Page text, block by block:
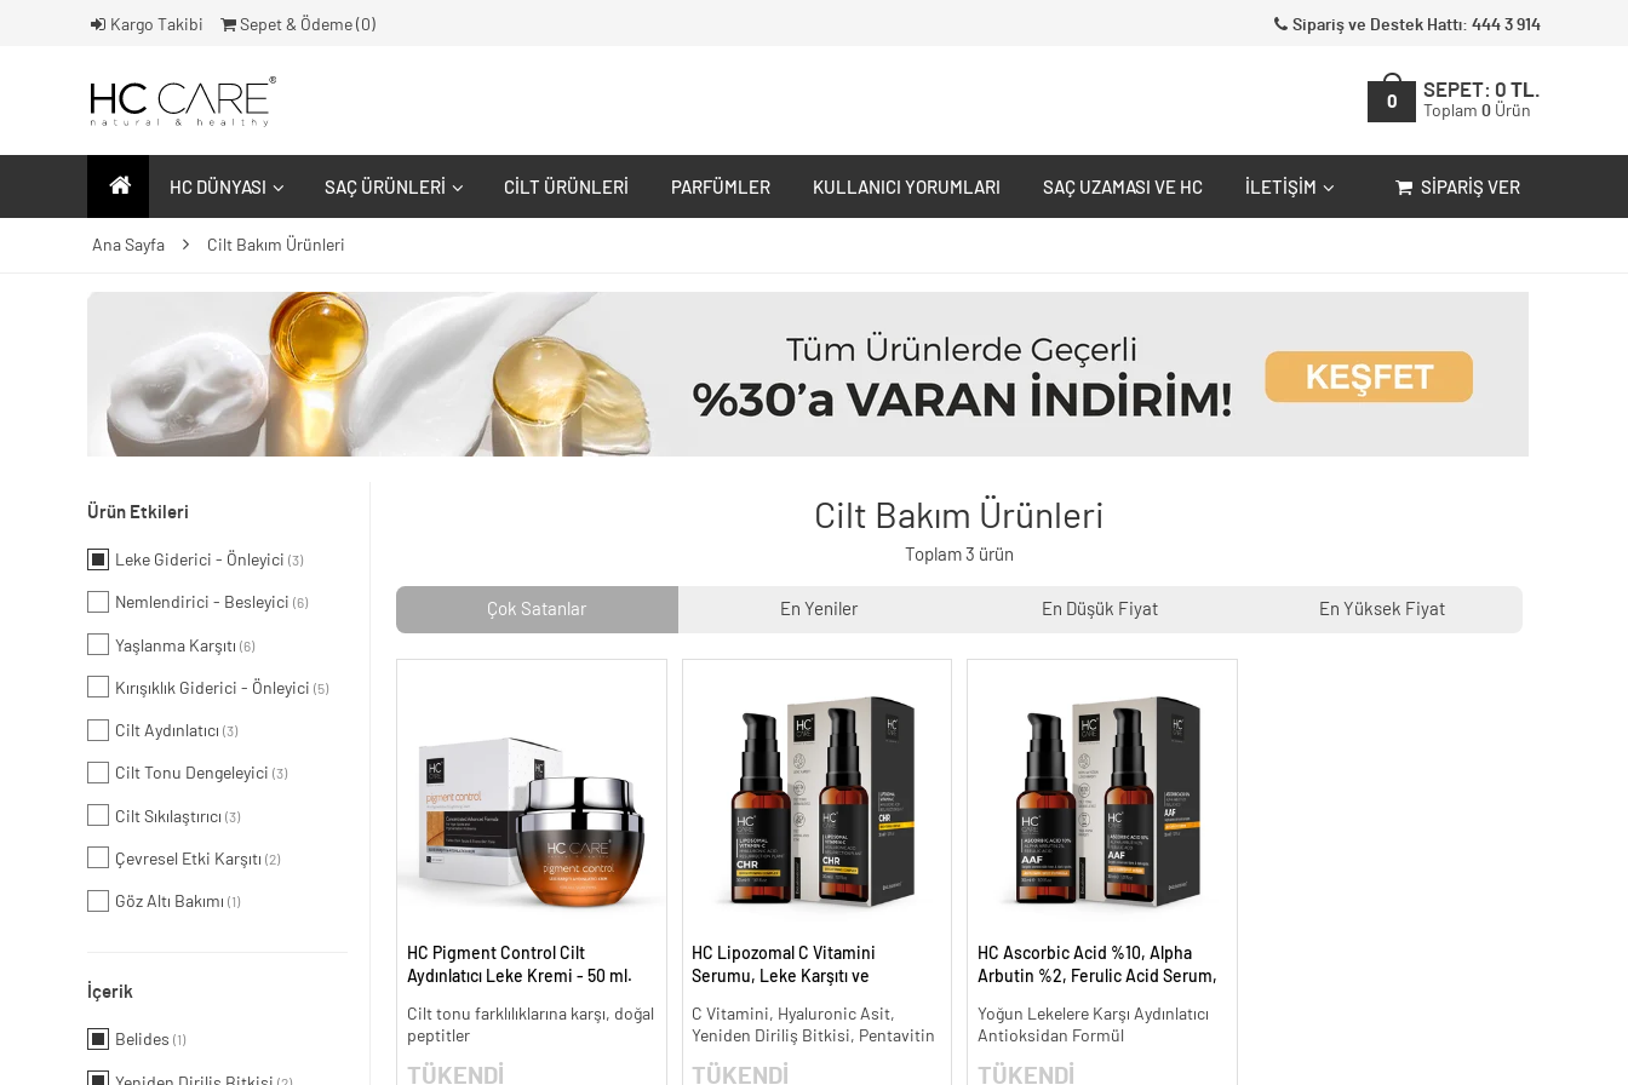
Kargo Takibi Sepet & Ödeme ( 0) Sipariş ve Destek Hattı: 444 3 914
0
SEPET: 0 TL.
Toplam 0 Ürün
HC DÜNYASI SAÇ ÜRÜNLERI CILT ÜRÜNLERI PARFÜMLER KULLANICI YORUMLARI SAÇ UZAMASI VE HC İLETIŞIM SIPARIŞ VER
Ana Sayfa Cilt Bakım Ürünleri
Ürün Etkileri
Leke Giderici - Önleyici (3)
Nemlendirici - Besleyici (6)
Yaşlanma Karşıtı (6)
Kırışıklık Giderici - Önleyici (5)
Cilt Aydınlatıcı (3)
Cilt Tonu Dengeleyici (3)
Cilt Sıkılaştırıcı (3)
Çevresel Etki Karşıtı (2)
Göz Altı Bakımı (1)
İçerik
Belides (1)
Cilt Bakım Ürünleri
Toplam 3 ürün
Çok Satanlar En Yeniler En Düşük Fiyat En Yüksek Fiyat
HC Pigment Control Cilt
Aydınlatıcı Leke Kremi - 50 ml.
Cilt tonu farklılıklarına karşı, doğal
peptitler
TÜKENDİ
HC Lipozomal C Vitamini
Serumu, Leke Karşıtı ve
C Vitamini, Hyaluronic Asit,
Yeniden Diriliş Bitkisi, Pentavitin
TÜKENDİ
HC Ascorbic Acid %10, Alpha
Arbutin %2, Ferulic Acid Serum,
ml.
Yoğun Lekelere Karşı Aydınlatıcı
Antioksidan Formül
TÜKENDİ